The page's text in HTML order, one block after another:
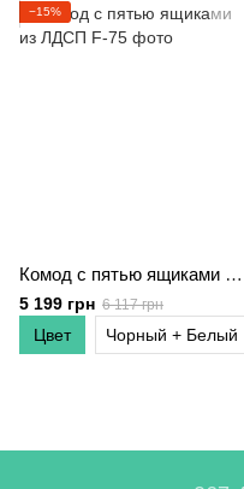
−15%
Комод с пятью ящиками из ЛДСП
5 199 грн 6 117 грн
Цвет Чорный + Белый